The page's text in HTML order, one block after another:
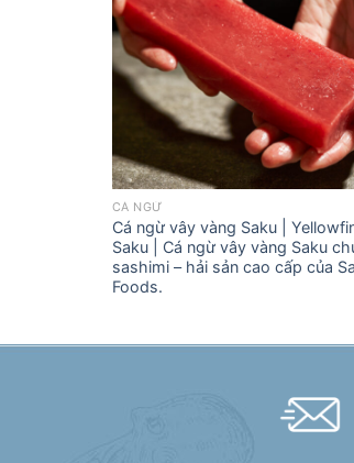
CÁ NGỪ
Cá ngừ vây vàng Saku |
Saku | Cá ngừ vây vàng Saku
sashimi – hải sản cao cấp của
Foods.